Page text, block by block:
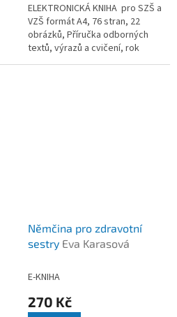
ELEKTRONICKÁ KNIHA pro SZŠ a
VZŠ formát A4, 76 stran, 22
obrázků, Příručka odborných
textů, výrazů a cvičení, rok
vydání 2003
Němčina pro zdravotní
sestry Eva Karasová
E-KNIHA
270 Kč